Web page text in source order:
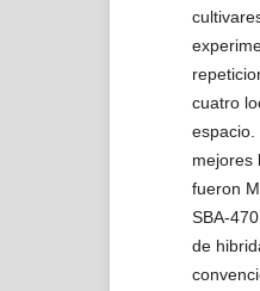
cuatro
espacio.
mejores
fueron
SBA-
de